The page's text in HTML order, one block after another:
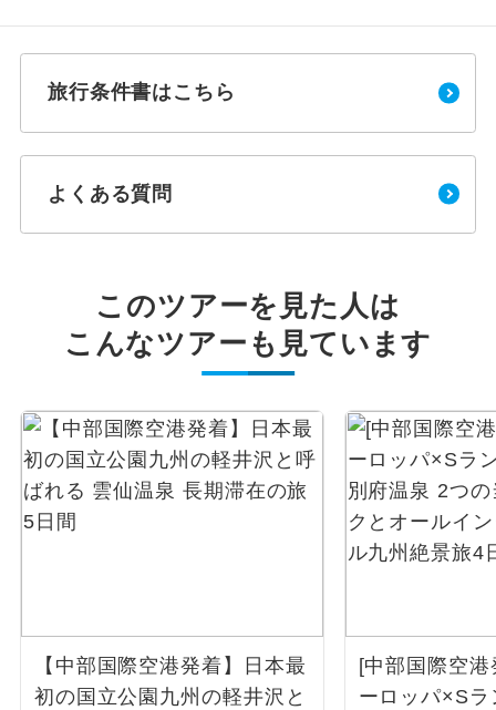
旅行条件書はこちら
よくある質問
このツアーを見た人は
こんなツアーも見ています
【中部国際空港発着】日本最
初の国立公園九州の軽井沢と
[中部国際空
ーロッパ×S